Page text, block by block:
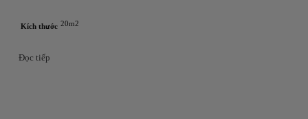
Kích thước 20m2
Đọc tiếp